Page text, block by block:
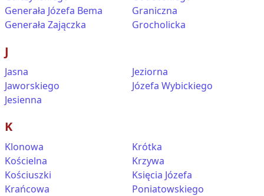
Generała Józefa Bema
Generała Zajączka
Graniczna
Grocholicka
J
Jasna
Jaworskiego
Jesienna
Jeziorna
Józefa Wybickiego
K
Klonowa
Kościelna
Kościuszki
Krańcowa
Krótka
Krzywa
Księcia Józefa
Poniatowskiego